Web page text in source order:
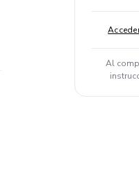
Al